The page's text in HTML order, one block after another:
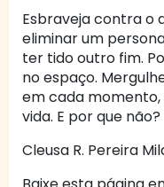
Esbraveja contra o
eliminar um
ter tido outro fim.
no espaço.
em cada momento,
vida. E por que
Cleusa R. Pereira